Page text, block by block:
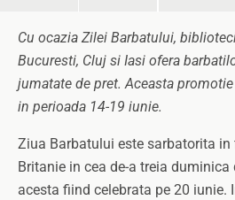
Cu ocazia Zilei Barbatului,
Bucuresti, Cluj si Iasi ofera
jumatate de pret. Aceasta
in perioada 14-19 iunie.
Ziua Barbatului este sarbatorita in
Britanie in cea de-a treia
acesta fiind celebrata pe 20 iunie.